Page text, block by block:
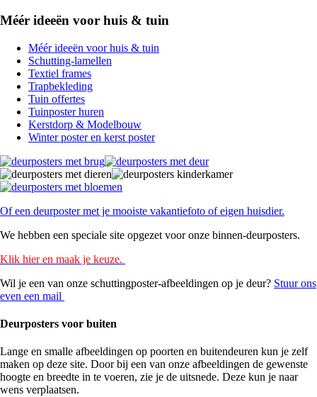
Méér ideeën voor huis & tuin
Méér ideeën voor huis & tuin
Schutting-lamellen
Textiel frames
Trapbekleding
Tuin offertes
Tuinposter huren
Kerstdorp & Modelbouw
Winter poster en kerst poster
Of een deurposter met je mooiste vakantiefoto of eigen huisdier.
We hebben een speciale site opgezet voor onze binnen-deurposters.
Klik hier en maak je keuze.
Wil je een van onze schuttingposter-afbeeldingen op je deur? Stuur ons
even een mail
Deurposters voor buiten
Lange en smalle afbeeldingen op poorten en buitendeuren kun je zelf
maken op deze site. Door bij een van onze afbeeldingen de gewenste
hoogte en breedte in te voeren, zie je de uitsnede. Deze kun je naar
wens verplaatsen.